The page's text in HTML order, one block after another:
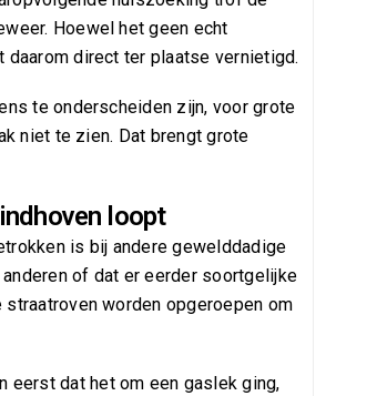
Hoewel het geen echt
direct ter plaatse vernietigd.
te onderscheiden zijn, voor grote
niet te zien. Dat brengt grote
loopt
is bij andere gewelddadige
of dat er eerder soortgelijke
worden opgeroepen om
eerst dat het om een gaslek ging,